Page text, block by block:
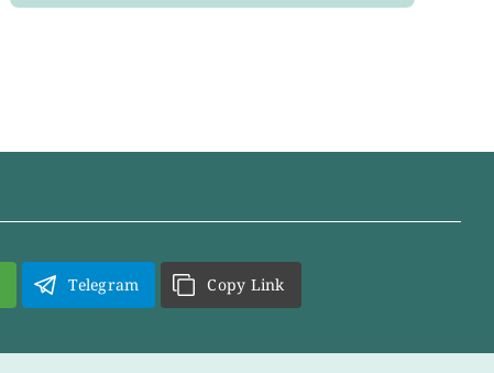
Telegram Copy Link